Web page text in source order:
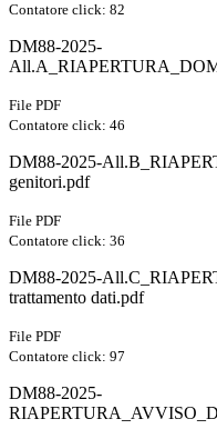
Contatore click: 82
DM88-2025-
File PDF
Contatore click: 46
DM88-2025-
genitori.pdf
File PDF
Contatore click: 36
DM88-2025-
trattamento dati.pdf
File PDF
Contatore click: 97
DM88-2025-